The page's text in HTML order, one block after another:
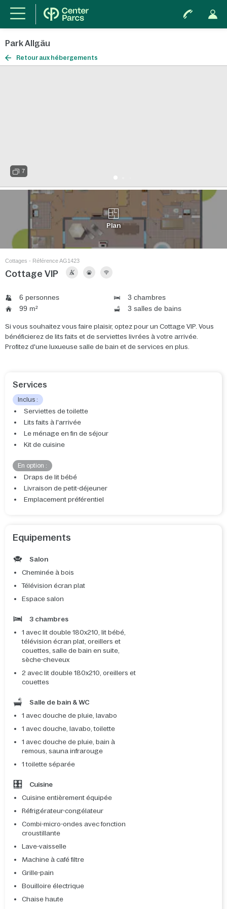
Park Allgäu
Retour aux hébergements
7
Plan
Cottages - Référence AG1423
Cottage VIP
6 personnes
3 chambres
99 m²
3 salles de bains
Si vous souhaitez vous faire plaisir, optez pour un Cottage VIP. Vous
bénéficierez de lits faits et de serviettes livrées à votre arrivée.
Profitez d'une luxueuse salle de bain et de services en plus.
Services
Inclus :
Serviettes de toilette
Lits faits à l'arrivée
Le ménage en fin de séjour
Kit de cuisine
En option :
Draps de lit bébé
Livraison de petit-déjeuner
Emplacement préférentiel
Equipements
Salon
Cheminée à bois
Télévision écran plat
Espace salon
3 chambres
1 avec lit double 180x210, lit bébé,
télévision écran plat, oreillers et
couettes, salle de bain en suite,
sèche-cheveux
2 avec lit double 180x210, oreillers et
couettes
Salle de bain & WC
1 avec douche de pluie, lavabo
1 avec douche, lavabo, toilette
1 avec douche de pluie, bain à
remous, sauna infrarouge
1 toilette séparée
Cuisine
Cuisine entièrement équipée
Réfrigérateur-congélateur
Combi-micro-ondes avec fonction
croustillante
Lave-vaisselle
Machine à café filtre
Grille-pain
Bouilloire électrique
Chaise haute